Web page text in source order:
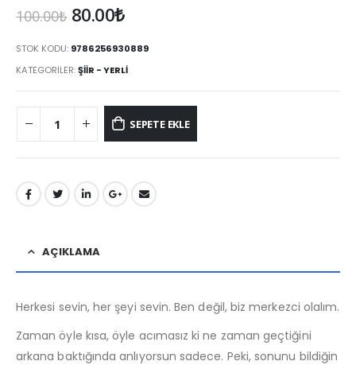
100.00₺ Orijinal
100.00₺.
80.00₺Şu
fiyat:
80.00₺.
STOK KODU: 9786256930889
KATEGORILER:ŞIIR - YERLI
SEPETE EKLE
AÇIKLAMA
Herkesi sevin, her şeyi sevin. Ben değil, biz merkezci olalım.
Zaman öyle kısa, öyle acımasız ki ne zaman geçtiğini
arkana baktığında anlıyorsun sadece. Peki, sonunu bildiğin